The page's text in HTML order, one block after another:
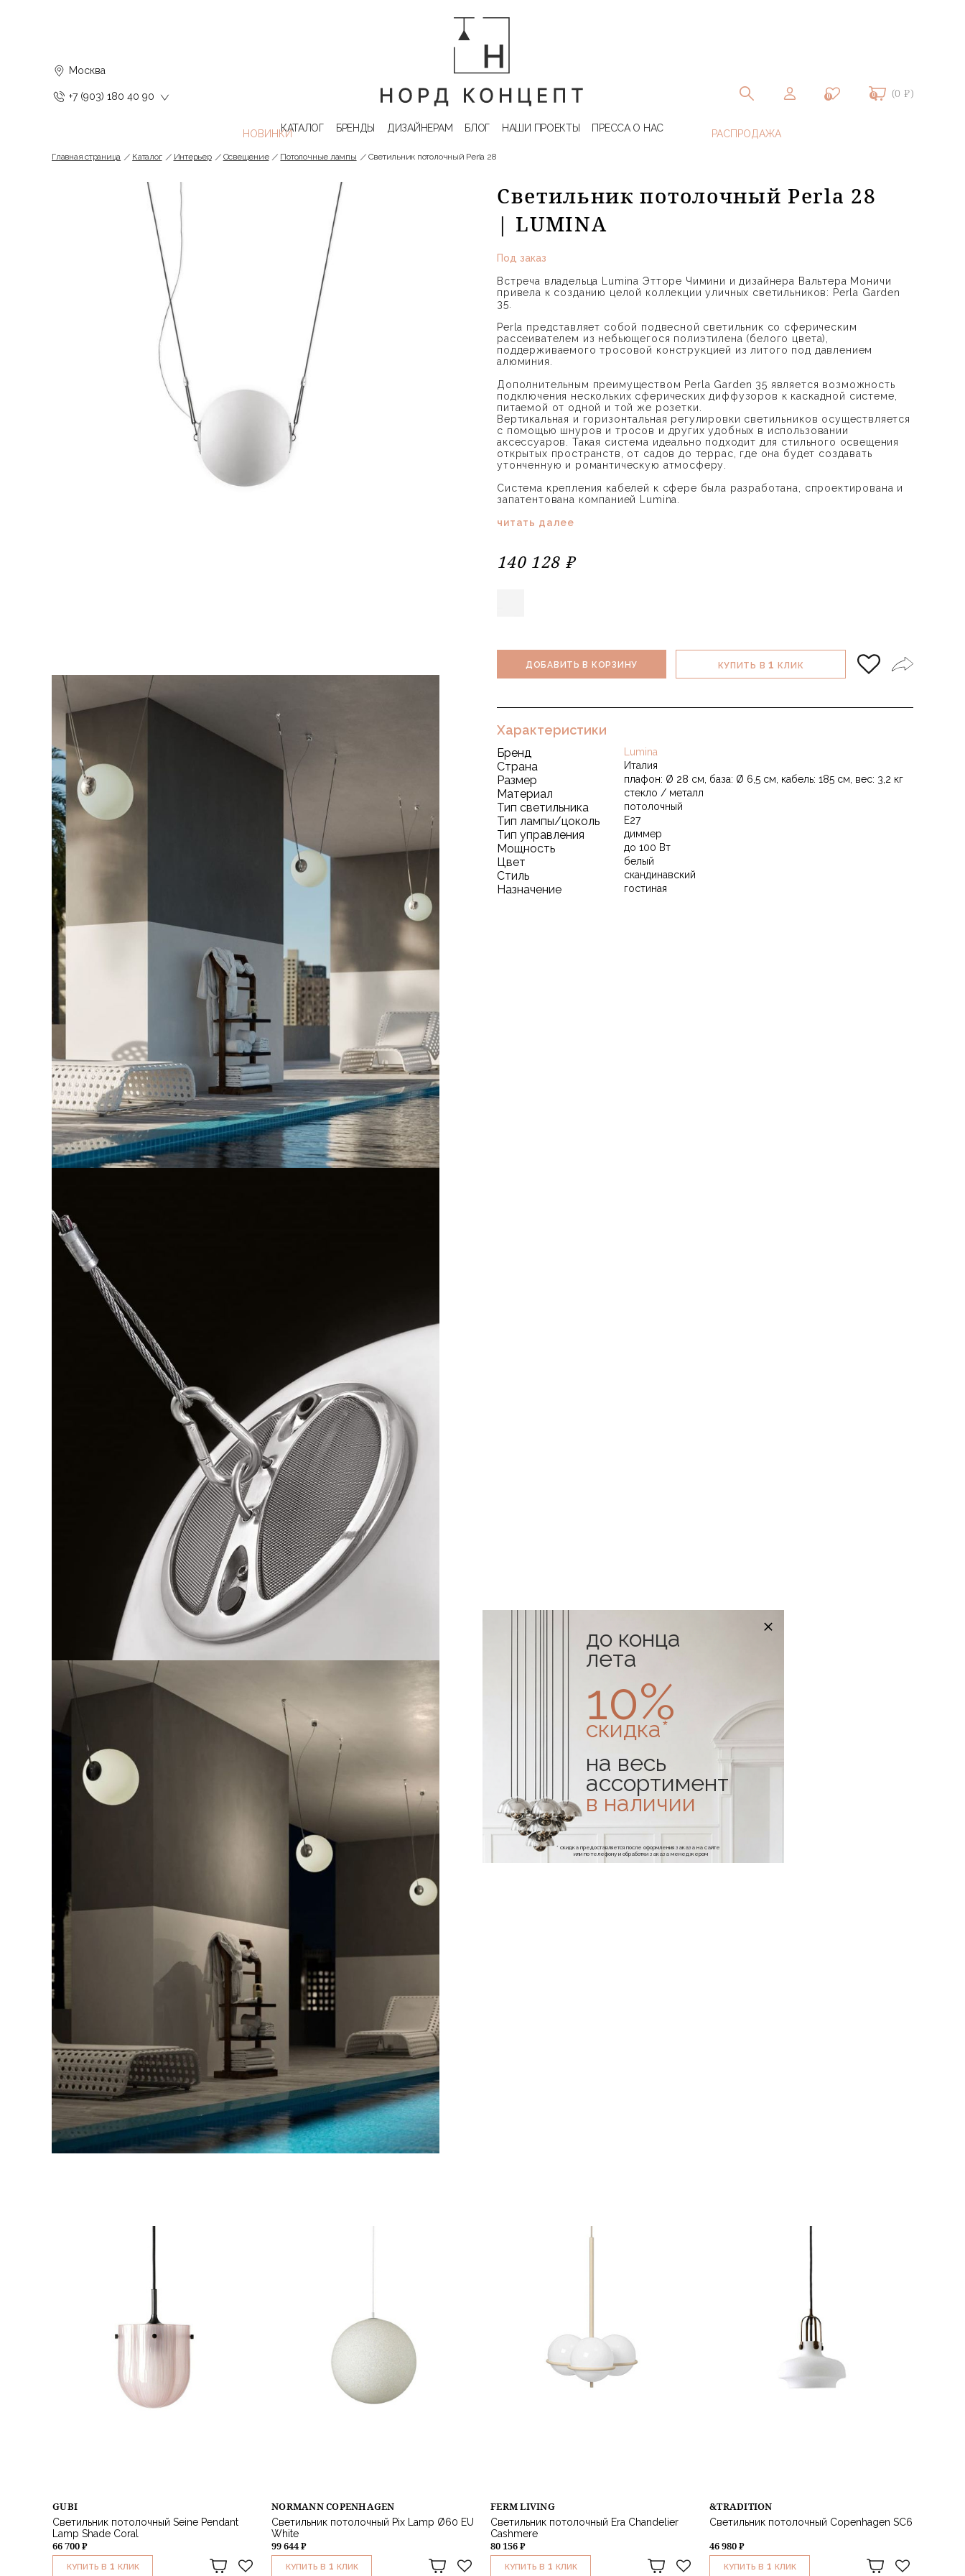
Москва
+7 (903) 180 40 90 0 0 (0 ₽)
КАТАЛОГ БРЕНДЫ ДИЗАЙНЕРАМ БЛОГ НАШИ ПРОЕКТЫ ПРЕССА О НАС
Главная страница Каталог Интерьер Освещение Потолочные лампы Светильник потолочный Perla 28
Светильник потолочный Perla 28
| LUMINA
Под заказ
Встреча владельца Lumina Этторе Чимини и дизайнера Вальтера Моничи
привела к созданию целой коллекции уличных светильников: Perla Garden
35.
Perla представляет собой подвесной светильник со сферическим
рассеивателем из небьющегося полиэтилена (белого цвета),
поддерживаемого тросовой конструкцией из литого под давлением
алюминия.
Дополнительным преимуществом Perla Garden 35 является возможность
подключения нескольких сферических диффузоров к каскадной системе,
питаемой от одной и той же розетки.
Вертикальная и горизонтальная регулировки светильников осуществляется
с помощью шнуров и тросов и других удобных в использовании
аксессуаров. Такая система идеально подходит для стильного освещения
открытых пространств, от садов до террас, где она будет создавать
утонченную и романтическую атмосферу.
Система крепления кабелей к сфере была разработана, спроектирована и
запатентована компанией Lumina.
читать далее
140 128 ₽
ДОБАВИТЬ В КОРЗИНУ КУПИТЬ В1 КЛИК
Характеристики
Бренд Lumina
Страна Италия
Размер плафон: Ø 28 см, база: Ø 6,5 см, кабель: 185 см, вес: 3,2 кг
Материал стекло / металл
Тип светильника потолочный
Тип лампы/цоколь E27
Тип управления диммер
Мощность до 100 Вт
Цвет белый
Стиль скандинавский
Назначение гостиная
GUBI
Светильник потолочный Seine Pendant
Lamp Shade Coral
66 700 ₽
КУПИТЬ В 1 КЛИК
NORMANN COPENHAGEN
Светильник потолочный Pix Lamp Ø60 EU
White
99 644 ₽
КУПИТЬ В 1 КЛИК
FERM LIVING
Светильник потолочный Era Chandelier
Cashmere
80 156 ₽
КУПИТЬ В 1 КЛИК
&TRADITION
Светильник потолочный Copenhagen SC6
46 980 ₽
КУПИТЬ В 1 КЛИК
до конца
лета
10%
скидка*
на весь
ассортимент
в наличии
* скидка предоставляется после оформления заказа на сайте
или по телефону и обработки заказа менеджером